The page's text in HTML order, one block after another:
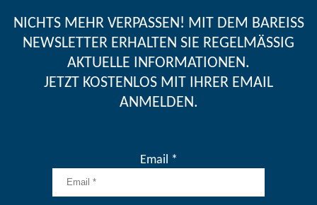
NICHTS MEHR VERPASSEN! MIT DEM BAREISS
NEWSLETTER ERHALTEN SIE REGELMÄSSIG A
KTUELLE INFORMATIONEN.
JETZT KOSTENLOS MIT IHRER EMAIL
ANMELDEN.
Email *